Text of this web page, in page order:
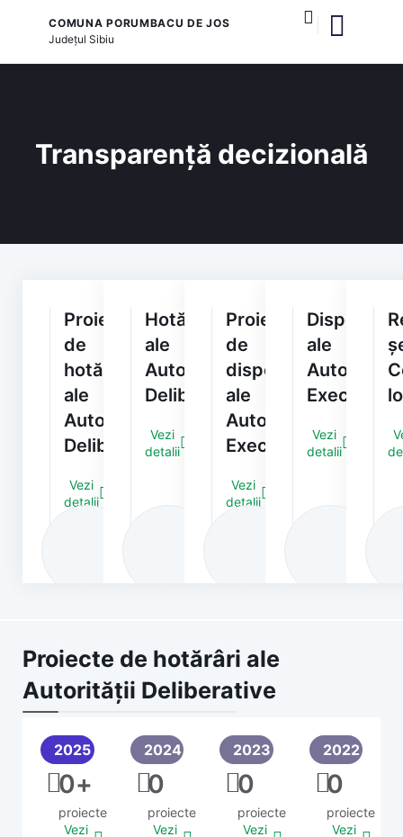
COMUNA PORUMBACU DE JOS
JudețulSibiu
Transparență decizională
Proiecte
de
hotărâri
ale
Autorității
Deliberative
Vezi
detalii
Hotărâri
ale
Autorității
Deliberative
Vezi
detalii
Proiecte
de
dispoziții
ale
Autorității
Executive
Vezi
detalii
Dispoziții
ale
Autorității
Executive
Vezi
detalii
Proiecte de hotărâri ale
Autorității Deliberative
2025
proiecte
0+
Vezi
2024
proiecte
0
Vezi
2023
proiecte
0
Vezi
2022
proiecte
0
Vezi